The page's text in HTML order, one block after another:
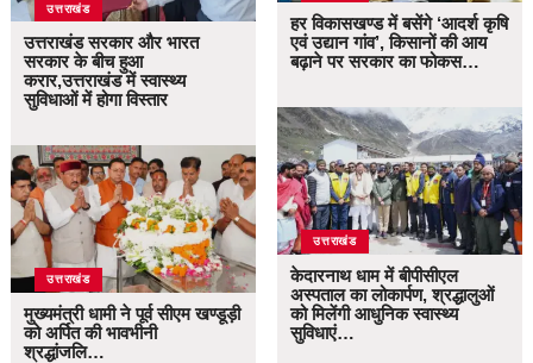
उत्तराखंड
उत्तराखंड सरकार और भारत
सरकार के बीच हुआ
करार,उत्तराखंड में स्वास्थ्य
सुविधाओं में होगा विस्तार
उत्तराखंड
मुख्यमंत्री धामी ने पूर्व सीएम खण्डूड़ी
को अर्पित की भावभीनी
श्रद्धांजलि…
हर विकासखण्ड में बसेंगे ‘आदर्श कृषि
एवं उद्यान गांव’, किसानों की आय
बढ़ाने पर सरकार का फोकस…
उत्तराखंड
केदारनाथ धाम में बीपीसीएल
अस्पताल का लोकार्पण, श्रद्धालुओं
को मिलेंगी आधुनिक स्वास्थ्य
सुविधाएं…